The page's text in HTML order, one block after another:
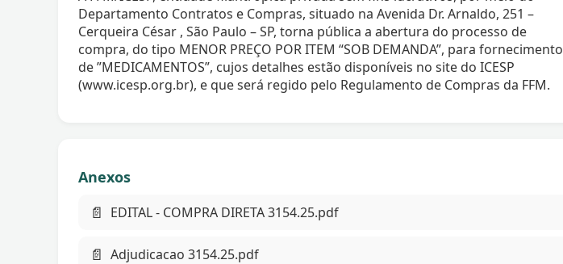
Departamento Contratos e Compras, situado na Avenida Dr. Arnaldo, 251 –
Cerqueira César , São Paulo – SP, torna pública a abertura do processo de
compra, do tipo MENOR PREÇO POR ITEM “SOB DEMANDA”, para fornecimento
de ”MEDICAMENTOS”, cujos detalhes estão disponíveis no site do ICESP
(www.icesp.org.br), e que será regido pelo Regulamento de Compras da FFM.
Anexos
📄 EDITAL - COMPRA DIRETA 3154.25.pdf
📄 Adjudicacao 3154.25.pdf